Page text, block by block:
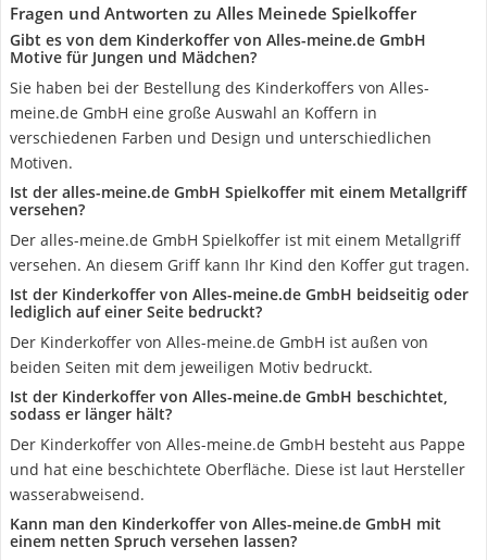
Fragen und Antworten zu Alles Meinede Spielkoffer
Gibt es von dem Kinderkoffer von Alles-meine.de GmbH
Motive für Jungen und Mädchen?
Sie haben bei der Bestellung des Kinderkoffers von Alles-
meine.de GmbH eine große Auswahl an Koffern in
verschiedenen Farben und Design und unterschiedlichen
Motiven.
Ist der alles-meine.de GmbH Spielkoffer mit einem Metallgriff
versehen?
Der alles-meine.de GmbH Spielkoffer ist mit einem Metallgriff
versehen. An diesem Griff kann Ihr Kind den Koffer gut tragen.
Ist der Kinderkoffer von Alles-meine.de GmbH beidseitig oder
lediglich auf einer Seite bedruckt?
Der Kinderkoffer von Alles-meine.de GmbH ist außen von
beiden Seiten mit dem jeweiligen Motiv bedruckt.
Ist der Kinderkoffer von Alles-meine.de GmbH beschichtet,
sodass er länger hält?
Der Kinderkoffer von Alles-meine.de GmbH besteht aus Pappe
und hat eine beschichtete Oberfläche. Diese ist laut Hersteller
wasserabweisend.
Kann man den Kinderkoffer von Alles-meine.de GmbH mit
einem netten Spruch versehen lassen?